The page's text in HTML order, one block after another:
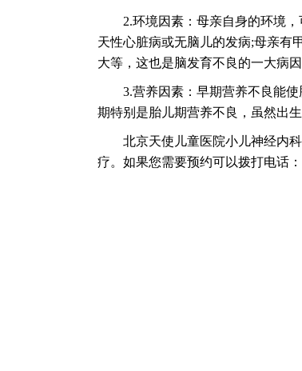
2.环境因素：母亲自身的环境，
天性心脏病或无脑儿的发病;母亲有
大等，这也是脑发育不良的一大病因
3.营养因素：早期营养不良能使
期特别是胎儿期营养不良，虽然出
北京天使儿童医院小儿神经内科
疗。如果您需要预约可以拨打电话：